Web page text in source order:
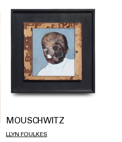
MOUSCHWITZ
LLYN FOULKES